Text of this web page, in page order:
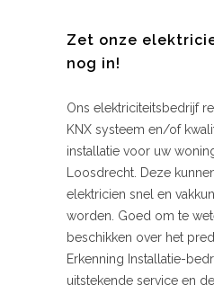
Zet onze
nog in!
Ons elektriciteitsbedrijf
KNX systeem en/of
installatie voor uw
Loosdrecht. Deze
elektricien snel en
worden. Goed om te
beschikken over het
Erkenning Installatie-
uitstekende service en